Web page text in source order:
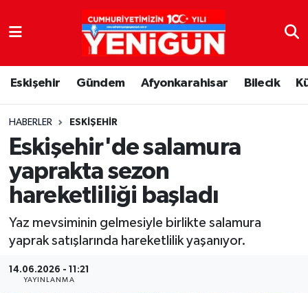
Eskişehir Gündem Afyonkarahisar Bilecik
HABERLER ESKIŞEHIR
Eskişehir'de salamura
yaprakta sezon
hareketliliği başladı
Yaz mevsiminin gelmesiyle birlikte salamura
yaprak satışlarında hareketlilik yaşanıyor.
14.06.2026 - 11:21
YAYINLANMA
Nöbetçi Eczaneler
Hava Durumu
Trafik Durumu
Süper Lig Puan Durumu ve Fikstür
Tüm Manşetler
Son Dakika Haberleri